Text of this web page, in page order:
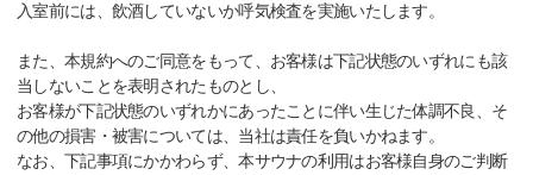
入室前には、飲酒していないか呼気検査を実施いたします。
また、本規約へのご同意をもって、お客様は下記状態のいずれにも該
当しないことを表明されたものとし、
お客様が下記状態のいずれかにあったことに伴い生じた体調不良、そ
の他の損害・被害については、当社は責任を負いかねます。
なお、下記事項にかかわらず、本サウナの利用はお客様自身のご判断